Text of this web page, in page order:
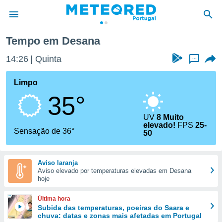
da
foi
fornecidas
a este
das
e
forma
digital
Tempo em Desana
14:26 Quinta ...
Limpo
35°
Sensação de 36°
UV8 Muito
elevado! FPS25-
50
Aviso laranja
Aviso elevado por temperaturas elevadas em Desana
hoje
Última hora
Subida das temperaturas, poeiras do Saara e
chuva: datas e zonas mais afetadas em Portugal